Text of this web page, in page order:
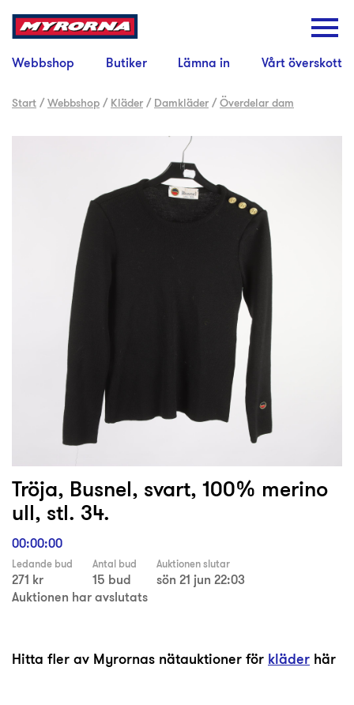
Webbshop Butiker Lämna in Vårt överskott
Start /Webbshop / Kläder / Damkläder /Överdelar dam
Tröja, Busnel, svart, 100% merino
ull, stl. 34.
00:00:00
Ledande bud
271 kr
Antal bud
15 bud
Auktionen slutar
sön 21 jun 22:03
Auktionen har avslutats
Hitta fler av Myrornas nätauktioner för kläder här